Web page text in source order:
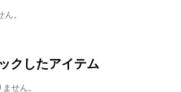
。
クしたアイテム
せん。